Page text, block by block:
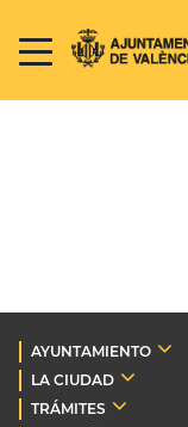
AYUNTAMIENTO
LA CIUDAD
TRÁMITES